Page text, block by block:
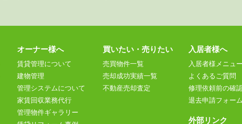
オーナー様へ
賃貸管理について
建物管理
管理システムについて
家賃回収業務代行
管理物件ギャラリー
買いたい・売りたい
売買物件一覧
売却成功実績一覧
不動産売却査定
入居者様へ
入居者様メニュー
よくあるご質問
修理依頼前の確
退去申請フォーム
外部リンク